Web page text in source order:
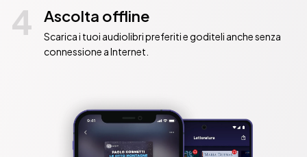
4 Ascolta offline
Scarica i tuoi audiolibri preferiti e goditeli anche senza
connessione a Internet.